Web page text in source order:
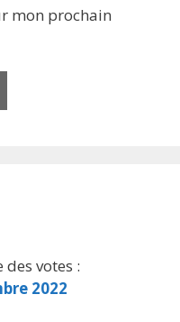
mon prochain
votes :
2022